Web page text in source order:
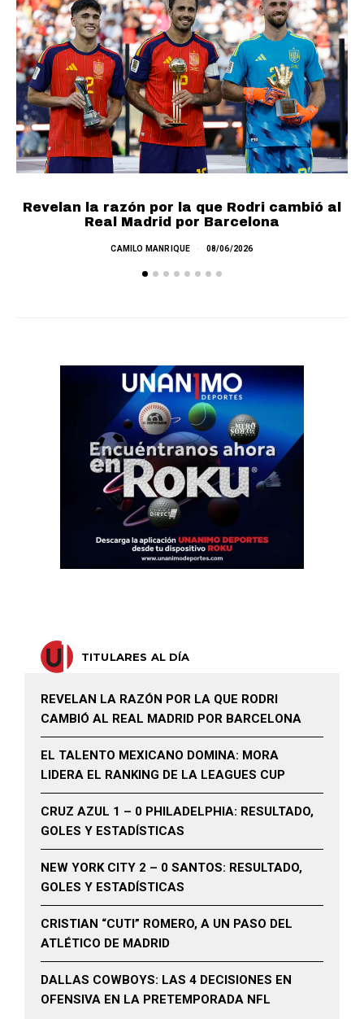
Revelan la razón por la que Rodri cambió al
Real Madrid por Barcelona
CAMILO MANRIQUE 08/06/2026
TITULARES AL DÍA
REVELAN LA RAZÓN POR LA QUE RODRI
CAMBIÓ AL REAL MADRID POR BARCELONA
EL TALENTO MEXICANO DOMINA: MORA
LIDERA EL RANKING DE LA LEAGUES CUP
CRUZ AZUL 1 – 0 PHILADELPHIA: RESULTADO,
GOLES Y ESTADÍSTICAS
NEW YORK CITY 2 – 0 SANTOS: RESULTADO,
GOLES Y ESTADÍSTICAS
CRISTIAN “CUTI” ROMERO, A UN PASO DEL
ATLÉTICO DE MADRID
DALLAS COWBOYS: LAS 4 DECISIONES EN
OFENSIVA EN LA PRETEMPORADA NFL